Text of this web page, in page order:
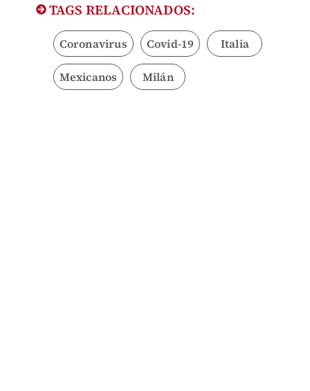
TAGS RELACIONADOS:
Coronavirus Covid-19 Italia
Mexicanos Milán